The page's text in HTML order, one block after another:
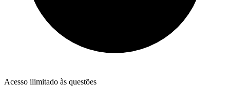
Acesso ilimitado às questões